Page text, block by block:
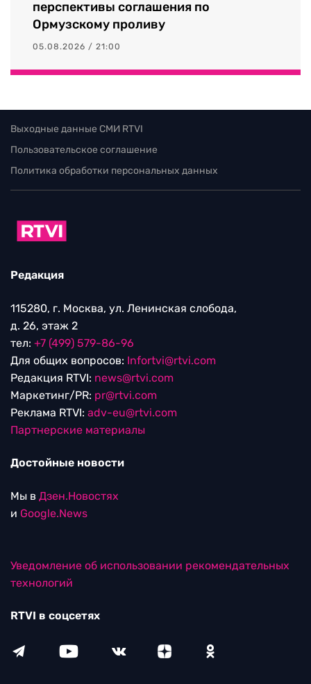
перспективы соглашения по
Ормузскому проливу
05.08.2026 / 21:00
Выходные данные СМИ RTVI
Пользовательское соглашение
Политика обработки персональных данных
Редакция
115280, г. Москва, ул. Ленинская слобода,
д. 26, этаж 2
тел: +7 (499) 579-86-96
Для общих вопросов: Infortvi@rtvi.com
Редакция RTVI: news@rtvi.com
Маркетинг/PR: pr@rtvi.com
Реклама RTVI: adv-eu@rtvi.com
Партнерские материалы
Достойные новости
Мы в Дзен.Новостях
и Google.News
Уведомление об использовании рекомендательных
технологий
RTVI в соцсетях